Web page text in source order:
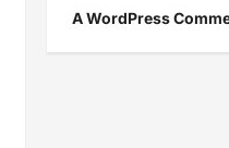
A WordPress